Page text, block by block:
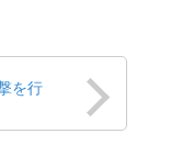
を行